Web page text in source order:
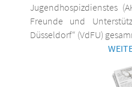
Jugendhospizdienstes
Freunde und
Düsseldorf“ (VdFU)